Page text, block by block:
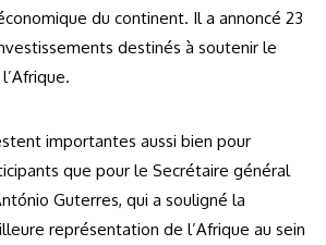
du continent. Il a annoncé 23
destinés à soutenir le
importantes aussi bien pour
que pour le Secrétaire général
Guterres, qui a souligné la
représentation de l’Afrique au sein